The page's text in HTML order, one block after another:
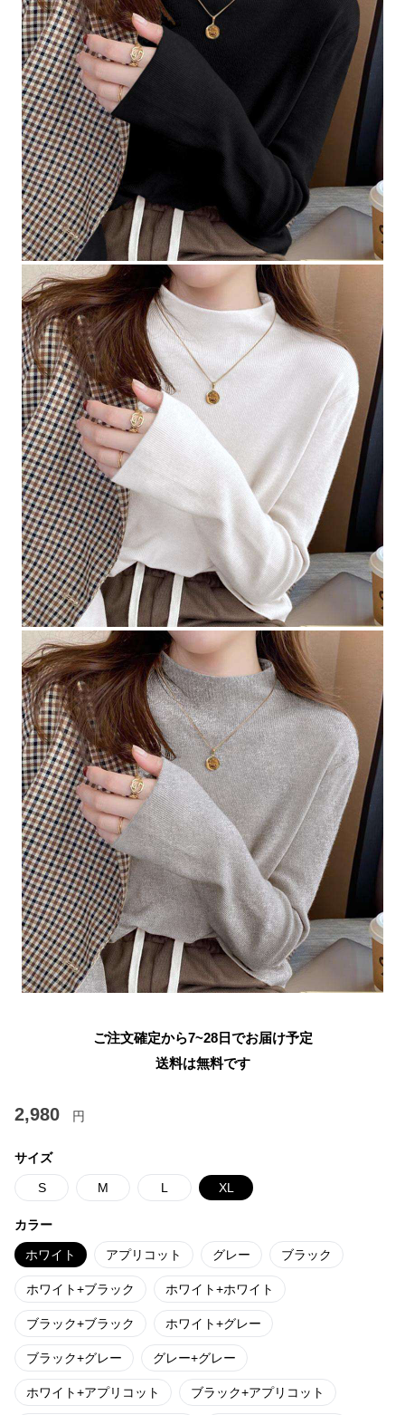
ご注文確定から7~28日でお届け予定
送料は無料です
2,980 円
サイズ
S M L XL
カラー
ホワイト アプリコット グレー ブラック
ホワイト+ブラック ホワイト+ホワイト
ブラック+ブラック ホワイト+グレー
ブラック+グレー グレー+グレー
ホワイト+アプリコット ブラック+アプリコット